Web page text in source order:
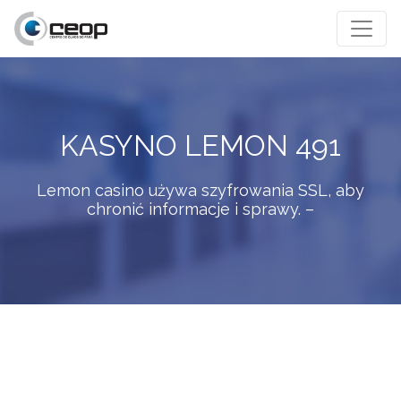
KASYNO LEMON 491
Lemon casino używa szyfrowania SSL, aby
chronić informacje i sprawy. –